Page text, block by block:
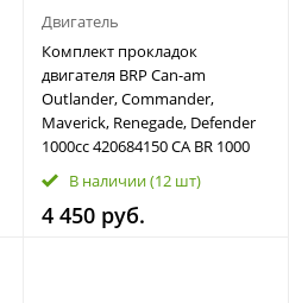
Двигатель
Комплект прокладок
двигателя BRP Can-am
Outlander, Commander,
Maveriсk, Renegade, Defender
1000cc 420684150 CA BR 1000
В наличии(12 шт)
4 450 руб.